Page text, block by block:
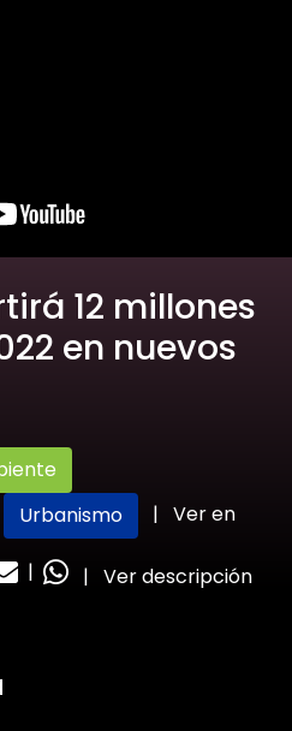
12 millones
en nuevos
Urbanismo | Ver en
| | Ver descripción